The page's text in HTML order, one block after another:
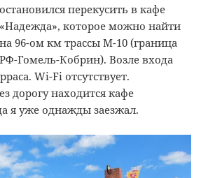
остановился перекусить в кафе
«Надежда», которое можно найти
на 96-ом км трассы М-10 (граница
РФ-Гомель-Кобрин). Возле входа
Wi-Fi отсутствует.
дорогу находится кафе
я уже однажды заезжал.